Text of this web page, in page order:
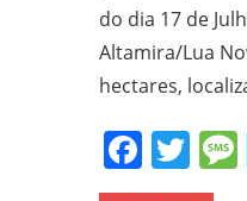
do dia 17 de
Altamira/Lua
hectares,